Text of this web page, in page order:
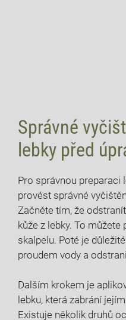
Správné
lebky před
Pro správnou preparaci
provést správné
Začněte tím, že
kůže z lebky. To
skalpelu. Poté je
proudem vody a
Dalším krokem je
lebku, která zabrání
Existuje několik druhů